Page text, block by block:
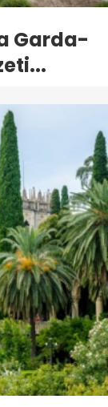
Garda-